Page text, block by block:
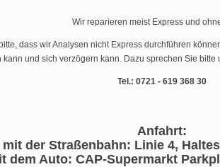
Wir reparieren meist Express und
dass wir Analysen nicht Express durchführen
kann und sich verzögern kann. Dazu sprechen Sie
Tel.: 0721 - 619 368 30
Anfahrt:
mit der Straßenbahn: Linie 4,
dem Auto: CAP-Supermarkt